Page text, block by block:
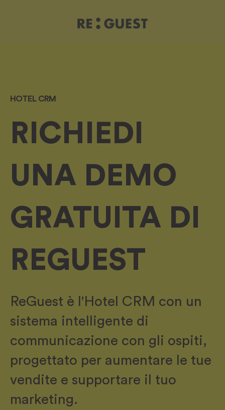
HOTEL CRM
RICHIEDI
UNA DEMO
GRATUITA DI
REGUEST
ReGuest è l'Hotel CRM con un
sistema intelligente di
communicazione con gli ospiti,
progettato per aumentare le tue
vendite e supportare il tuo
marketing.